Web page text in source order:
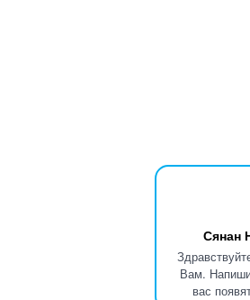
Сянан
Вам.
вас